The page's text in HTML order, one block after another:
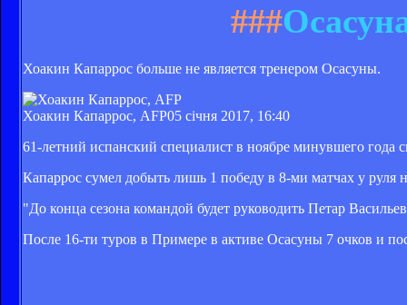
###
Хоакин Капаррос больше не является тренером Осасуны.
Хоакин Капаррос, AFP05 січня 2017, 16:40
61-летний испанский специалист в ноябре минувшего
Капаррос сумел добыть лишь 1 победу в 8-ми матчах у руля
"До конца сезона командой будет руководить Петар
После 16-ти туров в Примере в активе Осасуны 7 очков и